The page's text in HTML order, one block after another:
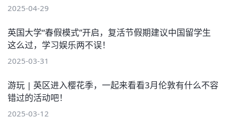
2025-04-29
英国大学“春假模式”开启，复活节假期建议中国留学生
这么过，学习娱乐两不误！
2025-03-31
游玩 | 英区进入樱花季，一起来看看3月伦敦有什么不容
错过的活动吧！
2025-03-12